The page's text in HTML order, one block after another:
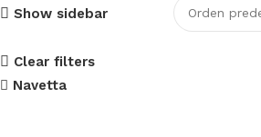
Show sidebar
Clear filters
Navetta